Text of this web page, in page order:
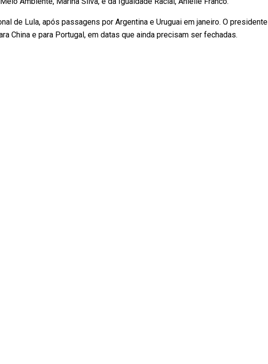
de Lula, após passagens por Argentina e Uruguai em janeiro. O presidente
China e para Portugal, em datas que ainda precisam ser fechadas.